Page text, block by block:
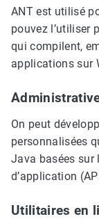
ANT est utilisé
pouvez l’utiliser
qui compilent,
applications sur
On peut
personnalisées
Java basées sur
d’application
Utilitaires en